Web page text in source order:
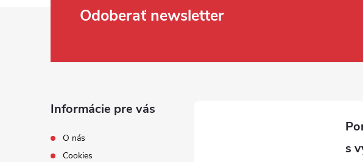
Odoberať newsletter
Informácie pre vás
O nás
Cookies